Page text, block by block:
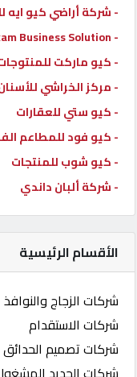
- شركة أراضي كيو ايه
- Maxam Business Solution
- كيو ماركت
- مركز الخراشي
- كيو ستي للعقارات
- كيو فود للمطاعم
- كيو شوب للمنتجات
- شركة ألبان داندي
الأقسام الرئيسية
شركات الزجاج والنوافذ
شركات الاستقدام
شركات تصميم الحدائق